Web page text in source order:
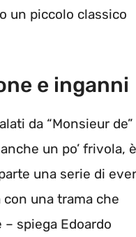
un piccolo classico
e inganni
da “Monsieur de”
un po’ frivola, è
una serie di
una trama che
spiega Edoardo